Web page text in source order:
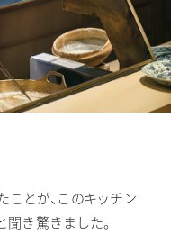
とが、このキッチン
き驚きました。